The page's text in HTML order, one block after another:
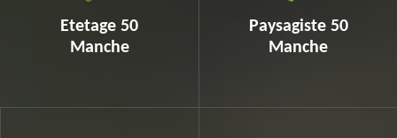
Etetage 50
Manche
Paysagiste 50
Manche